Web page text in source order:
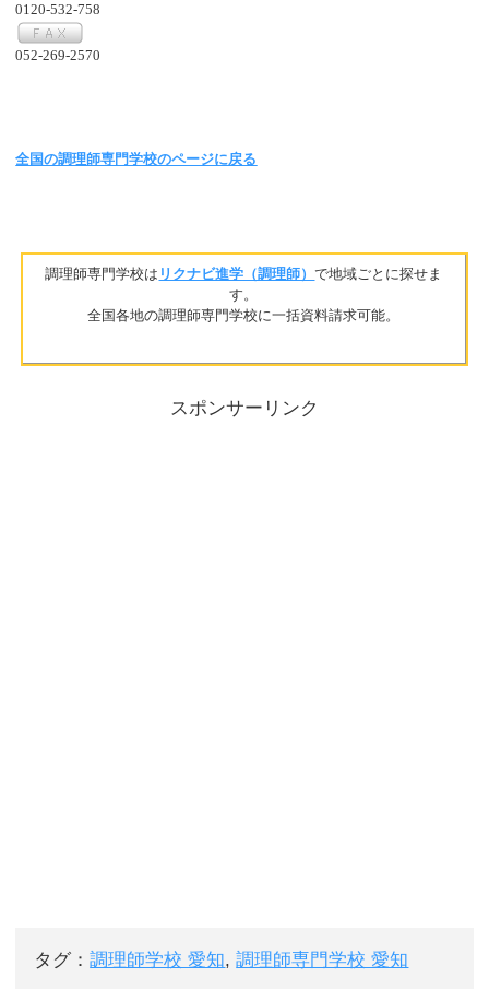
0120-532-758
052-269-2570
全国の調理師専門学校のページに戻る
調理師専門学校は リクナビ進学（調理師）で地域ごとに探せま
す。
全国各地の調理師専門学校に一括資料請求可能。
スポンサーリンク
タグ：調理師学校 愛知,調理師専門学校 愛知